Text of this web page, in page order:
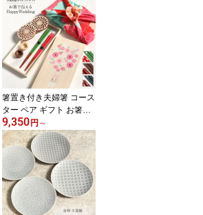
ト 贈り物
箸置き付き夫婦箸 コース
ター ペア ギフト お箸で
伝えるHappy Wedding
小風呂敷ラッピング 夫婦
箸とペアコースター3種×
小風呂敷4種から選べま
す 結婚祝い ギフトセッ
ト 箸 箸置き付き 兵左衛
門 木のコースター 日本
製 捨てないラッピング
9,350 円 ～